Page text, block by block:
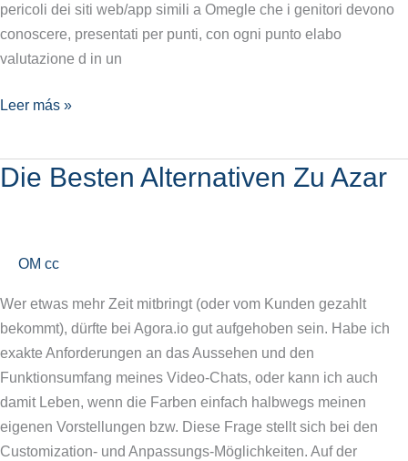
pericoli dei siti web/app simili a Omegle che i genitori devono
conoscere, presentati per punti, con ogni punto elabo
valutazione d in un
Minori
Sono
A
Di
Leer más »
Die Besten Alternativen Zu Azar
OM cc
Wer etwas mehr Zeit mitbringt (oder vom Kunden gezahlt
bekommt), dürfte bei Agora.io gut aufgehoben sein. Habe ich
exakte Anforderungen an das Aussehen und den
Funktionsumfang meines Video-Chats, oder kann ich auch
damit Leben, wenn die Farben einfach halbwegs meinen
eigenen Vorstellungen bzw. Diese Frage stellt sich bei den
Customization- und Anpassungs-Möglichkeiten. Auf der
Die
Azar